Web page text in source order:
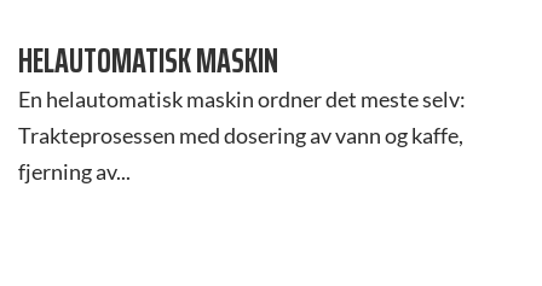
HELAUTOMATISK MASKIN
En helautomatisk maskin ordner det meste selv:
Trakteprosessen med dosering av vann og kaffe,
fjerning av...